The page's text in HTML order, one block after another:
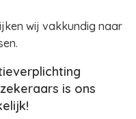
wij vakkundig naar
is ons